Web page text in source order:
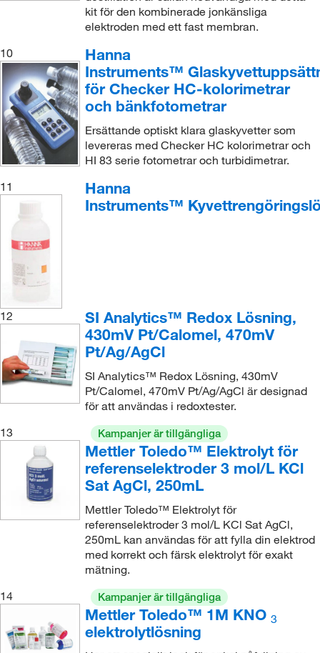
kit för den kombinerade jonkänsliga
elektroden med ett fast membran.
10
Hanna
Instruments™
för Checker HC-kolorimetrar
och bänkfotometrar
Ersättande optiskt klara glaskyvetter som
levereras med Checker HC kolorimetrar och
HI 83 serie fotometrar och turbidimetrar.
11
Hanna
Instruments™
12
SI Analytics™ Redox Lösning,
430mV Pt/Calomel, 470mV
Pt/Ag/AgCl
SI Analytics™ Redox Lösning, 430mV
Pt/Calomel, 470mV Pt/Ag/AgCl är designad
för att användas i redoxtester.
13
Kampanjer är tillgängliga
Mettler Toledo™ Elektrolyt för
referenselektroder 3 mol/L KCl
Sat AgCl, 250mL
Mettler Toledo™ Elektrolyt för
referenselektroder 3 mol/L KCl Sat AgCl,
250mL kan användas för att fylla din elektrod
med korrekt och färsk elektrolyt för exakt
mätning.
14
Kampanjer är tillgängliga
Mettler Toledo™ 1M KNO 3
elektrolytlösning